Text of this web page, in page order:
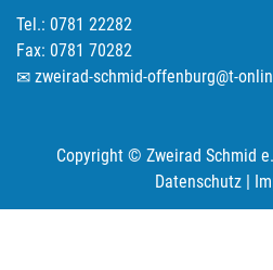
Tel.: 0781 22282
Fax: 0781 70282
zweirad-schmid-offenburg@t-
Copyright © Zweirad Schmid
Datenschutz|